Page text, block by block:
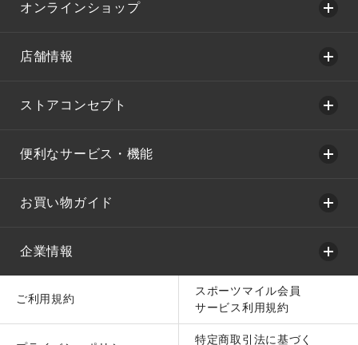
オンラインショップ
店舗情報
ストアコンセプト
便利なサービス・機能
お買い物ガイド
企業情報
ご利用規約
スポーツマイル会員
サービス利用規約
特定商取引法に基づく